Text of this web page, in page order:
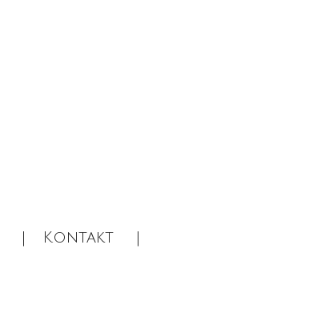
Kontakt